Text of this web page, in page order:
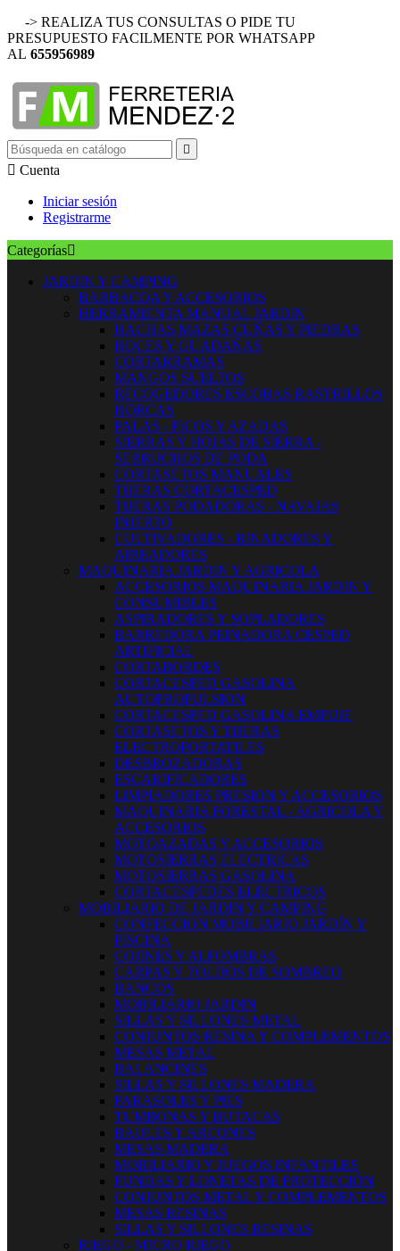
-> REALIZA TUS CONSULTAS O PIDE TU
PRESUPUESTO FACILMENTE POR WHATSAPP
AL 655956989

 Cuenta
Iniciar sesión
Registrarme
Categorías
JARDIN Y CAMPING
BARBACOA Y ACCESORIOS
HERRAMIENTA MANUAL JARDIN
HACHAS MAZAS CUÑAS Y PIEDRAS
HOCES Y GUADAÑAS
CORTARRAMAS
MANGOS SUELTOS
RECOGEDORES ESCOBAS RASTRILLOS
HORCAS
PALAS - PICOS Y AZADAS
SIERRAS Y HOJAS DE SIERRA -
SERRUCHOS DE PODA
CORTASETOS MANUALES
TIJERAS CORTACESPED
TIJERAS PODADORAS - NAVAJAS
INJERTO
CULTIVADORES - BINADORES Y
AIREADORES
MAQUINARIA JARDIN Y AGRICOLA
ACCESORIOS MAQUINARIA JARDIN Y
CONSUMIBLES
ASPIRADORES Y SOPLADORES
BARREDORA PEINADORA CESPED
ARTIFICIAL
CORTABORDES
CORTACESPED GASOLINA
AUTOPROPULSION
CORTACESPED GASOLINA EMPUJE
CORTASETOS Y TIJERAS
ELECTROPORTATILES
DESBROZADORAS
ESCARIFICADORES
LIMPIADORES PRESION Y ACCESORIOS
MAQUINARIA FORESTAL - AGRICOLA Y
ACCESORIOS
MOTOAZADAS Y ACCESORIOS
MOTOSIERRAS ELECTRICAS
MOTOSIERRAS GASOLINA
CORTACESPEDES ELECTRICOS
MOBILIARIO DE JARDIN Y CAMPING
CONFECCION MOBILIARIO JARDÍN Y
PISCINA
COJINES Y ALFOMBRAS
CARPAS Y TOLDOS DE SOMBREO
BANCOS
MOBILIARIO JARDIN
SILLAS Y SILLONES METAL
CONJUNTOS RESINA Y COMPLEMENTOS
MESAS METAL
BALANCINES
SILLAS Y SILLONES MADERA
PARASOLES Y PIES
TUMBONAS Y BUTACAS
BAULES Y ARCONES
MESAS MADERA
MOBILIARIO Y JUEGOS INFANTILES
FUNDAS Y LONETAS DE PROTECCIÓN
CONJUNTOS METAL Y COMPLEMENTOS
MESAS RESINAS
SILLAS Y SILLONES RESINAS
RIEGO - MICRO RIEGO